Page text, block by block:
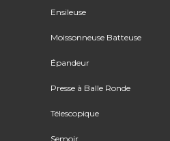
Ensileuse
Moissonneuse Batteuse
Épandeur
Presse à Balle Ronde
Télescopique
Semoir